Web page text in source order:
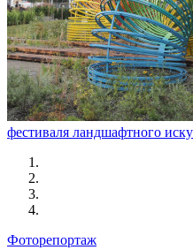
фестиваля ландшафтного
Фоторепортаж